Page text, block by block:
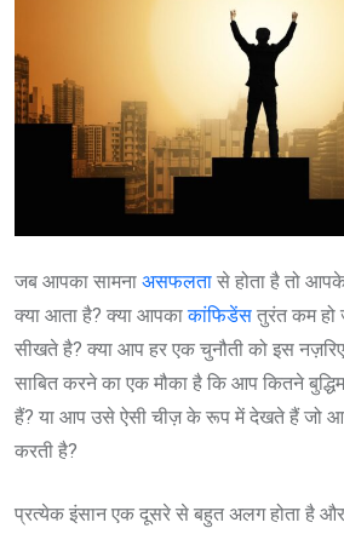
जब आपका सामना असफलता से होता है तो
क्या आता है? क्या आपकाकांफिडेंस तुरंत कम हो
सीखते है? क्या आप हर एक चुनौती को इस
साबित करने का एक मौका है कि आप कितने
हैं? या आप उसे ऐसी चीज़ के रूप में देखते हैं जो
करती है?
प्रत्येक इंसान एक दूसरे से बहुत अलग होता है